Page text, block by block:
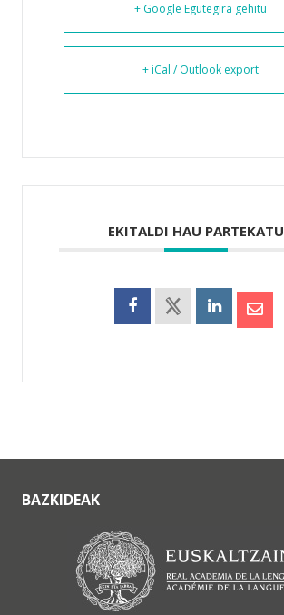
+ Google Egutegira gehitu
+ iCal / Outlook export
EKITALDI HAU PARTEKATU
BAZKIDEAK